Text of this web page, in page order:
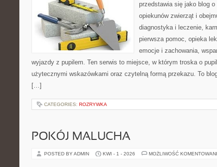
przedstawia się jako blog
opiekunów zwierząt i
diagnostyka i leczenie,
pierwsza pomoc, opieka
emocje i zachowania,
wyjazdy z pupilem. Ten serwis to miejsce, w którym troska o
użytecznymi wskazówkami oraz czytelną formą przekazu. To
[…]
CATEGORIES: ROZRYWKA
POKÓJ MALUCHA
POSTED BY ADMIN KWI - 1 - 2026 MOŻLIWOŚĆ